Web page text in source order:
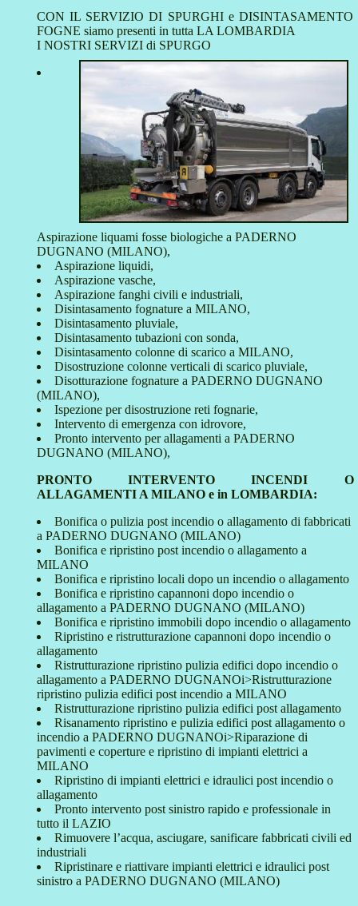
CON IL SERVIZIO DI SPURGHI e DISINTASAMENTO
FOGNE siamo presenti in tutta LA LOMBARDIA
I NOSTRI SERVIZI di SPURGO
Aspirazione liquami fosse biologiche a PADERNO
DUGNANO (MILANO),
Aspirazione liquidi,
Aspirazione vasche,
Aspirazione fanghi civili e industriali,
Disintasamento fognature a MILANO,
Disintasamento pluviale,
Disintasamento tubazioni con sonda,
Disintasamento colonne di scarico a MILANO,
Disostruzione colonne verticali di scarico pluviale,
Disotturazione fognature a PADERNO DUGNANO
(MILANO),
Ispezione per disostruzione reti fognarie,
Intervento di emergenza con idrovore,
Pronto intervento per allagamenti a PADERNO
DUGNANO (MILANO),
PRONTO INTERVENTO INCENDI O
ALLAGAMENTI A MILANO e in LOMBARDIA:
Bonifica o pulizia post incendio o allagamento di fabbricati
a PADERNO DUGNANO (MILANO)
Bonifica e ripristino post incendio o allagamento a
MILANO
Bonifica e ripristino locali dopo un incendio o allagamento
Bonifica e ripristino capannoni dopo incendio o
allagamento a PADERNO DUGNANO (MILANO)
Bonifica e ripristino immobili dopo incendio o allagamento
Ripristino e ristrutturazione capannoni dopo incendio o
allagamento
Ristrutturazione ripristino pulizia edifici dopo incendio o
allagamento a PADERNO DUGNANOi>Ristrutturazione
ripristino pulizia edifici post incendio a MILANO
Ristrutturazione ripristino pulizia edifici post allagamento
Risanamento ripristino e pulizia edifici post allagamento o
incendio a PADERNO DUGNANOi>Riparazione di
pavimenti e coperture e ripristino di impianti elettrici a
MILANO
Ripristino di impianti elettrici e idraulici post incendio o
allagamento
Pronto intervento post sinistro rapido e professionale in
tutto il LAZIO
Rimuovere l’acqua, asciugare, sanificare fabbricati civili ed
industriali
Ripristinare e riattivare impianti elettrici e idraulici post
sinistro a PADERNO DUGNANO (MILANO)